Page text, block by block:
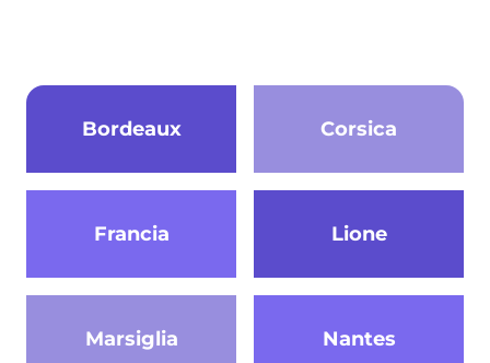
Bordeaux Corsica
Francia Lione
Marsiglia Nantes